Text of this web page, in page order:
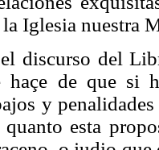
Iglesia nuestra
discurso del
haçe de que si
y
esta